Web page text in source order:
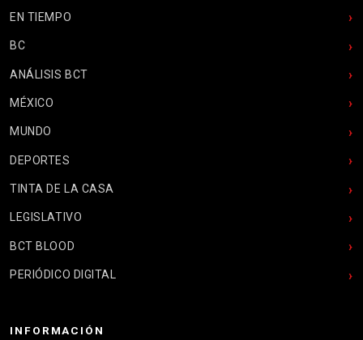
EN TIEMPO
BC
ANÁLISIS BCT
MÉXICO
MUNDO
DEPORTES
TINTA DE LA CASA
LEGISLATIVO
BCT BLOOD
PERIÓDICO DIGITAL
INFORMACIÓN